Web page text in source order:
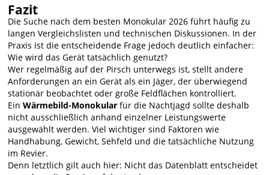
Fazit
Die Suche nach dem besten Monokular 2026 führt häufig zu
langen Vergleichslisten und technischen Diskussionen. In der
Praxis ist die entscheidende Frage jedoch deutlich einfacher:
Wie wird das Gerät tatsächlich genutzt?
Wer regelmäßig auf der Pirsch unterwegs ist, stellt andere
Anforderungen an ein Gerät als ein Jäger, der überwiegend
stationär beobachtet oder große Feldflächen kontrolliert.
EinWärmebild-Monokular für die Nachtjagd sollte deshalb
nicht ausschließlich anhand einzelner Leistungswerte
ausgewählt werden. Viel wichtiger sind Faktoren wie
Handhabung, Gewicht, Sehfeld und die tatsächliche Nutzung
im Revier.
Denn letztlich gilt auch hier: Nicht das Datenblatt entscheidet